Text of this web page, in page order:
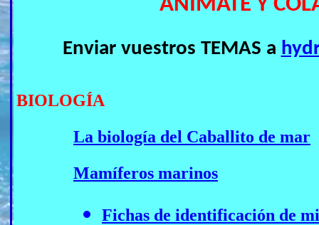
Enviar vuestros TEMAS a
BIOLOGÍA
La biología del Caballito de mar
Mamíferos marinos
Fichas de identificación de